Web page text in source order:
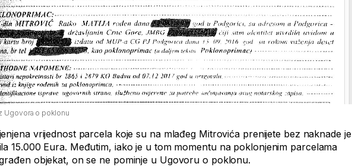
Ugovora o poklonu
vrijednost parcela koje su na mlađeg Mitrovića prenijete bez naknade je
15.000 Eura. Međutim, iako je u tom momentu na poklonjenim parcelama
objekat, on se ne pominje u Ugovoru o poklonu.